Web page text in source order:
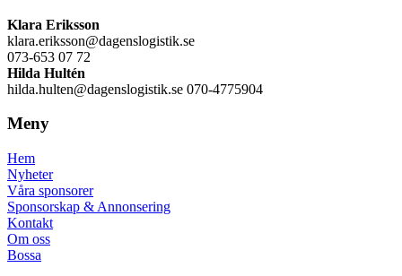
Klara Eriksson
klara.eriksson@dagenslogistik.se
073-653 07 72
Hilda Hultén
hilda.hulten@dagenslogistik.se 070-4775904
Meny
Hem
Nyheter
Våra sponsorer
Sponsorskap & Annonsering
Kontakt
Om oss
Bossa